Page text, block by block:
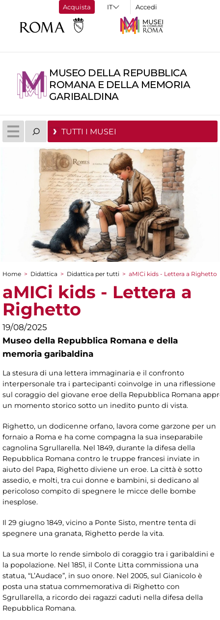
Acquista Accedi
MUSEO DELLA REPUBBLICA
ROMANA E DELLA MEMORIA
GARIBALDINA
TUTTI I MUSEI
Tu sei qui
Home > Didattica > Didattica per tutti > aMICi kids - Lettera a Righetto
aMICi kids - Lettera a
Righetto
19/08/2025
Museo della Repubblica Romana e della
memoria garibaldina
La stesura di una lettera immaginaria e il confronto
interpersonale tra i partecipanti coinvolge in una riflessione
sul coraggio del giovane eroe della Repubblica Romana
un momento storico sotto un inedito punto di vista.
Righetto, un dodicenne orfano, lavora come garzone per un
fornaio a Roma e ha come compagna la sua inseparabile
cagnolina Sgrullarella. Nel 1849, durante la difesa della
Repubblica Romana contro le truppe francesi inviate in
aiuto del Papa, Righetto diviene un eroe. La città è sotto
assedio, e molti, tra cui donne e bambini, si dedicano al
pericoloso compito di spegnere le micce delle bombe
inesplose.
Il 29 giugno 1849, vicino a Ponte Sisto, mentre tenta di
spegnere una granata, Righetto perde la vita.
La sua morte lo rende simbolo di coraggio tra i garibaldini e
la popolazione. Nel 1851, il Conte Litta commissiona una
statua, “L’Audace”, in suo onore. Nel 2005, sul Gianicolo è
posta una statua commemorativa di Righetto con
Sgrullarella, a ricordo dei ragazzi caduti nella difesa della
Repubblica Romana.